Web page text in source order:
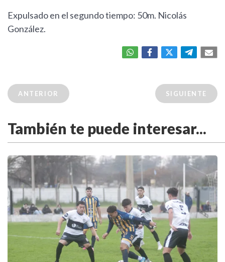
Expulsado en el segundo tiempo: 50m. Nicolás
González.
ANTERIOR SIGUIENTE
También te puede interesar...